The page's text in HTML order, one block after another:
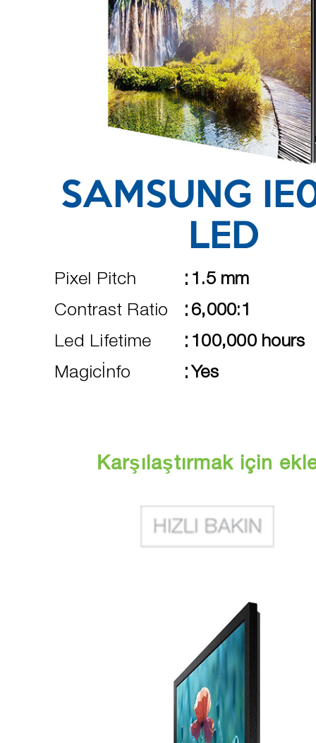
SAMSUNG
LED
Pixel Pitch : 1.5 mm
Contrast Ratio
: 6,000:1
Led Lifetime
: 100,000 hours
Magicİnfo
: Yes
Karşılaştırmak için